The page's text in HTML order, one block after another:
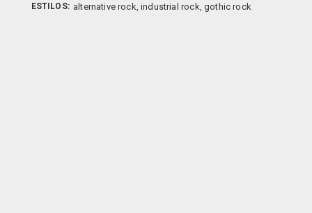
ESTILOS: alternative rock, industrial rock, gothic rock